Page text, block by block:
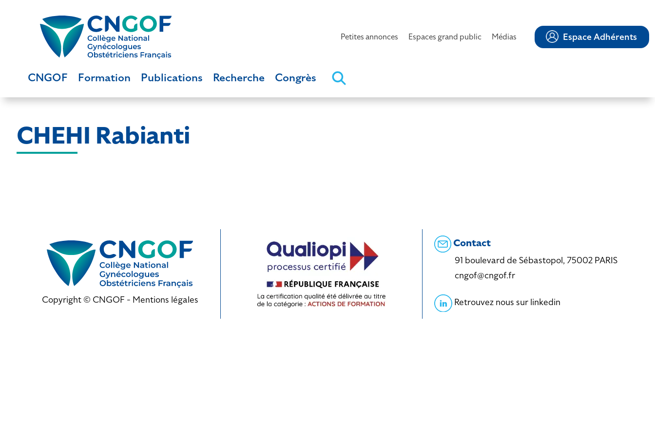
Petites annonces Espaces grand public Médias Espace Adhérents
CNGOF Formation Publications Recherche Congrès
CHEHI Rabianti
Copyright © CNGOF - Mentions légales
Contact
91 boulevard de Sébastopol, 75002 PARIS
cngof@cngof.fr
Retrouvez nous sur linkedin